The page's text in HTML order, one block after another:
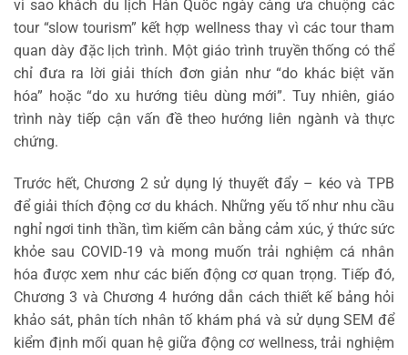
vì sao khách du lịch Hàn Quốc ngày càng ưa chuộng các
tour “slow tourism” kết hợp wellness thay vì các tour tham
quan dày đặc lịch trình. Một giáo trình truyền thống có thể
chỉ đưa ra lời giải thích đơn giản như “do khác biệt văn
hóa” hoặc “do xu hướng tiêu dùng mới”. Tuy nhiên, giáo
trình này tiếp cận vấn đề theo hướng liên ngành và thực
chứng.
Trước hết, Chương 2 sử dụng lý thuyết đẩy – kéo và TPB
để giải thích động cơ du khách. Những yếu tố như nhu cầu
nghỉ ngơi tinh thần, tìm kiếm cân bằng cảm xúc, ý thức sức
khỏe sau COVID-19 và mong muốn trải nghiệm cá nhân
hóa được xem như các biến động cơ quan trọng. Tiếp đó,
Chương 3 và Chương 4 hướng dẫn cách thiết kế bảng hỏi
khảo sát, phân tích nhân tố khám phá và sử dụng SEM để
kiểm định mối quan hệ giữa động cơ wellness, trải nghiệm